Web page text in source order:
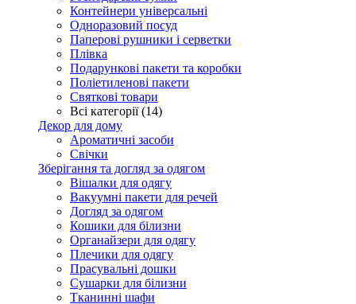
Контейнери універсальні
Одноразовий посуд
Паперові рушники і серветки
Плівка
Подарункові пакети та коробки
Поліетиленові пакети
Святкові товари
Всі категорії (14)
Декор для дому
Ароматичні засоби
Свічки
Зберігання та догляд за одягом
Вішалки для одягу
Вакуумні пакети для речей
Догляд за одягом
Кошики для білизни
Органайзери для одягу
Плечики для одягу
Прасувальні дошки
Сушарки для білизни
Тканинні шафи